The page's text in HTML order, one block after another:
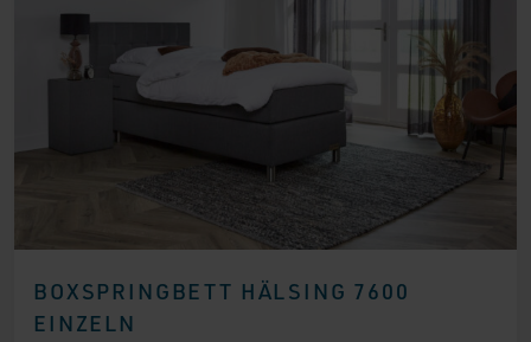
BOXSPRINGBETT HÄLSING 7600
EINZELN